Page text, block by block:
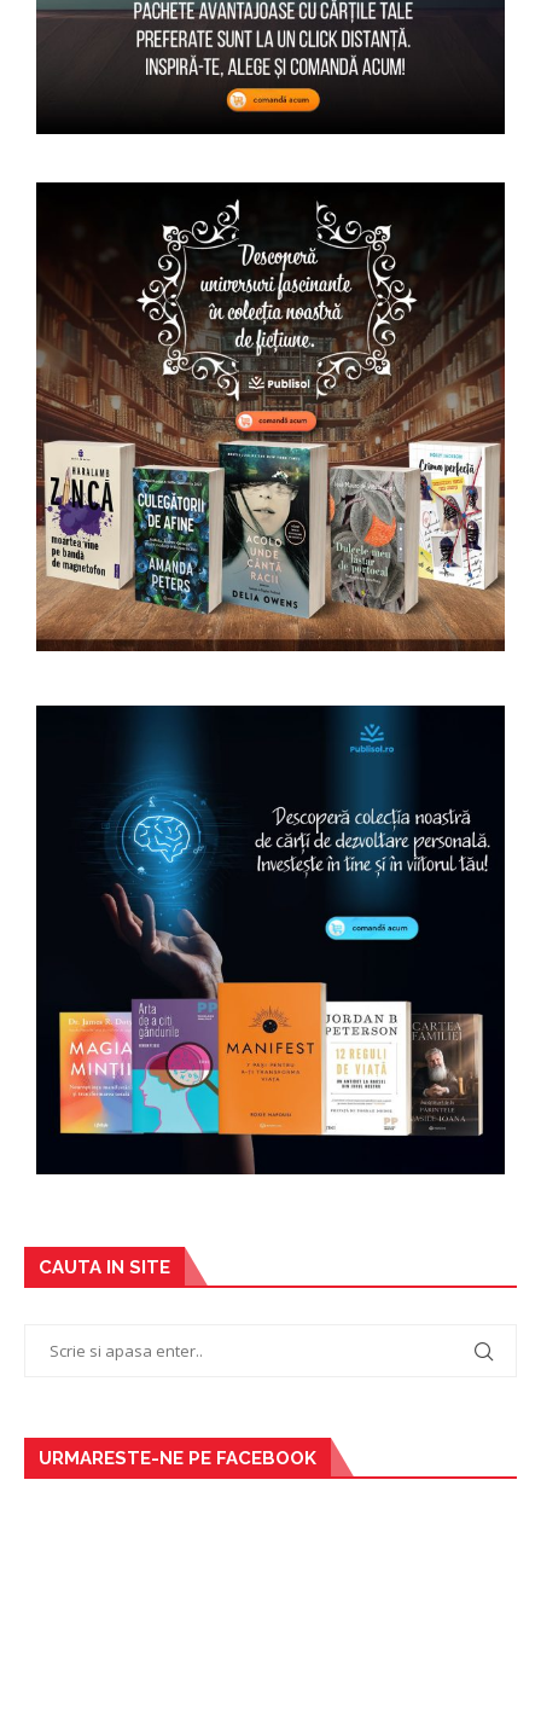
CAUTA IN SITE
URMARESTE-NE PE FACEBOOK